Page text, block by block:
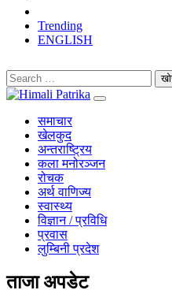
Trending
ENGLISH
समाचार
खेलकुद
अन्तराष्ट्रिय
कला मनोरञ्जन
रोचक
अर्थ वाणिज्य
स्वास्थ्य
विज्ञान / प्रविधि
प्रवास
लुम्बिनी प्रदेश
ताजा अपडेट